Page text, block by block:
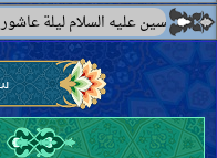
دَهْرُ أُفٍّ لَكَ مِنْ خَلِيلِ ... كَمْ لَكَ